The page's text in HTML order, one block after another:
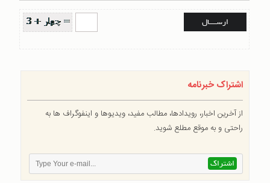
اشتراک خبرنامه
از آخرین اخبار، رویدادها، مطالب مفید، ویدیوها و اینفوگراف ها به
راحتی و به موقع مطلع شوید.